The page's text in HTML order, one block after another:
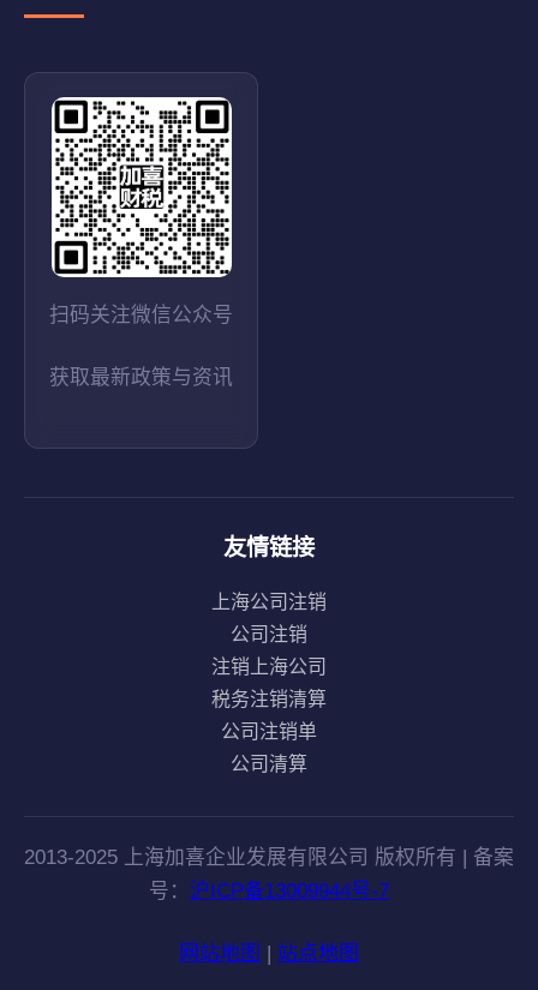
扫码关注微信公众号
获取最新政策与资讯
友情链接
上海公司注销
公司注销
注销上海公司
税务注销清算
公司注销单
公司清算
2013-2025 上海加喜企业发展有限公司 版权所有 | 备案
号： 沪ICP备13009944号-7
网站地图 | 站点地图